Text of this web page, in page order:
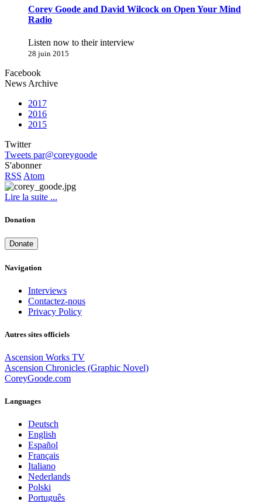
Corey Goode and David Wilcock on Open Your Mind
Radio
Listen now to their interview
28 juin 2015
Facebook
News Archive
2017
2016
2015
Twitter
Tweets par@coreygoode
S'abonner
RSS Atom
Lire la suite ...
Donation
Donate
Navigation
Interviews
Contactez-nous
Privacy Policy
Autres sites officiels
Ascension Works TV
Ascension Chronicles (Graphic Novel)
CoreyGoode.com
Languages
Deutsch
English
Español
Français
Italiano
Nederlands
Polski
Português